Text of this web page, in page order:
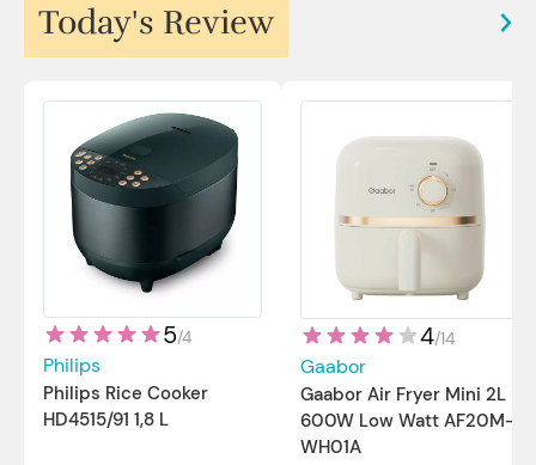
Today's Review
5/4
Philips
Philips Rice Cooker
HD4515/91 1,8 L
4/14
Gaabor
Gaabor Air Fryer Mini 2L
600W Low Watt AF20M-
WH01A